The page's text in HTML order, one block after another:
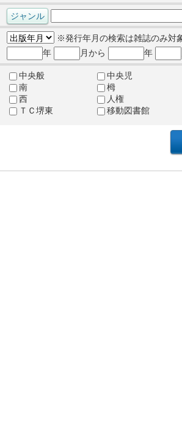
※発行年月の検索は雑誌のみ対
年
月から 年
中央般
中央児
南
栂
西
人権
ＴＣ堺東
移動図書館